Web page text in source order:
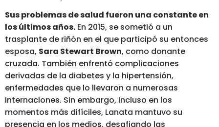
Sus problemas de salud fueron una constante en
los últimos años. En 2015, se sometió a un
trasplante de riñón en el que participó su entonces
esposa, Sara Stewart Brown, como donante
cruzada. También enfrentó complicaciones
derivadas de la diabetes y la hipertensión,
enfermedades que lo llevaron a numerosas
internaciones. Sin embargo, incluso en los
momentos más difíciles, Lanata mantuvo su
presencia en los medios, desafiando las